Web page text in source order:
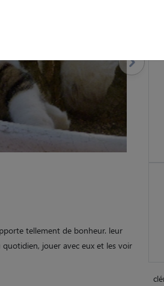
tellement de bonheur. leur
jouer avec eux et les voir